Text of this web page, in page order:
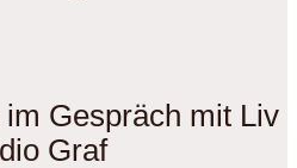
Gespräch mit Liv
Graf